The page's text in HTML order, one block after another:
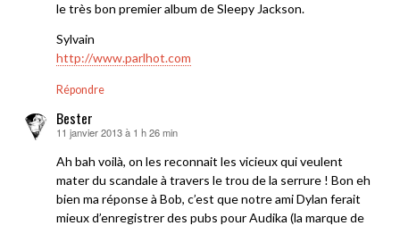
le très bon premier album de Sleepy Jackson.
Sylvain
http://www.parlhot.com
Répondre
Bester
dit :
11 janvier 2013 à 1 h 26 min
Ah bah voilà, on les reconnait les vicieux qui veulent
mater du scandale à travers le trou de la serrure ! Bon eh
bien ma réponse à Bob, c’est que notre ami Dylan ferait
mieux d’enregistrer des pubs pour Audika (la marque de